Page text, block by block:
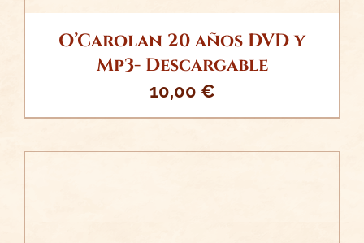
O’Carolan 20 años DVD y
Mp3- Descargable
10,00 €